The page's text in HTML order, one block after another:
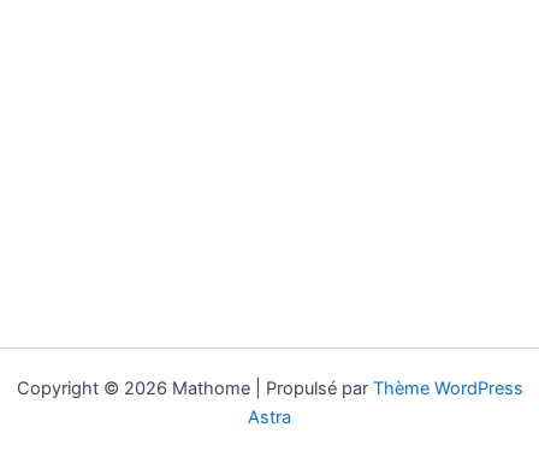
Copyright © 2026 Mathome | Propulsé par Thème WordPress
Astra